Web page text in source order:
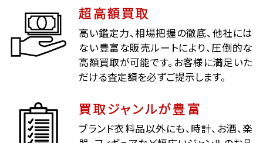
超高額買取
高い鑑定力、相場把握の徹底、他社には
ない豊富な販売ルートにより、圧倒的な
高額買取が可能です。お客様に満足いた
だける査定額を必ずご提示します。
買取ジャンルが豊富
ブランド衣料品以外にも、時計、お酒、楽